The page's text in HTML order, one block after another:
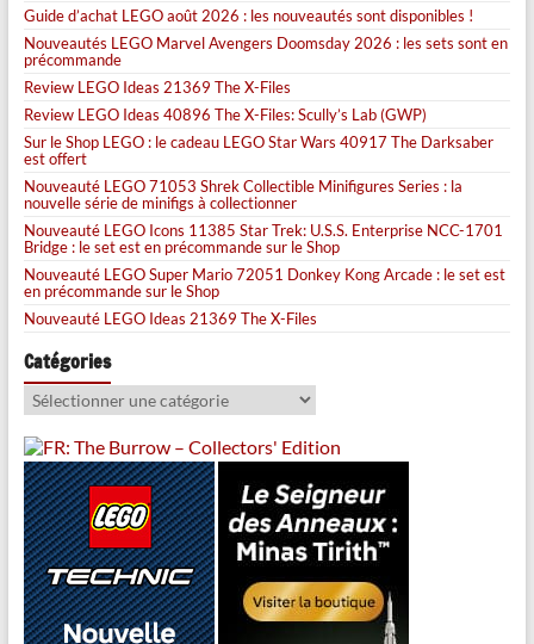
Guide d’achat LEGO août 2026 : les nouveautés sont disponibles !
Nouveautés LEGO Marvel Avengers Doomsday 2026 : les sets sont en
précommande
Review LEGO Ideas 21369 The X-Files
Review LEGO Ideas 40896 The X-Files: Scully’s Lab (GWP)
Sur le Shop LEGO : le cadeau LEGO Star Wars 40917 The Darksaber
est offert
Nouveauté LEGO 71053 Shrek Collectible Minifigures Series : la
nouvelle série de minifigs à collectionner
Nouveauté LEGO Icons 11385 Star Trek: U.S.S. Enterprise NCC-1701
Bridge : le set est en précommande sur le Shop
Nouveauté LEGO Super Mario 72051 Donkey Kong Arcade : le set est
en précommande sur le Shop
Nouveauté LEGO Ideas 21369 The X-Files
Catégories
Catégories